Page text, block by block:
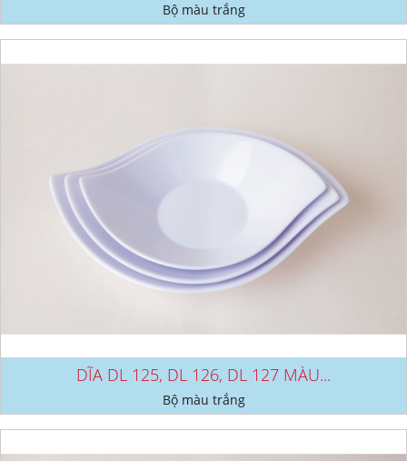
Bộ màu trắng
DĨA DL 125, DL 126, DL 127 MÀU...
Bộ màu trắng